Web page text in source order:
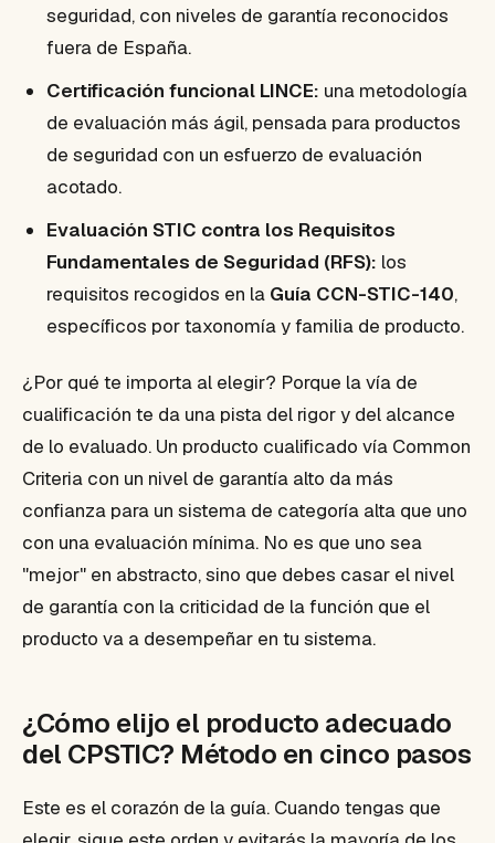
seguridad, con niveles de garantía reconocidos
fuera de España.
Certificación funcional LINCE: una metodología
de evaluación más ágil, pensada para productos
de seguridad con un esfuerzo de evaluación
acotado.
Evaluación STIC contra los Requisitos
Fundamentales de Seguridad (RFS): los
requisitos recogidos en la Guía CCN-STIC-140,
específicos por taxonomía y familia de producto.
¿Por qué te importa al elegir? Porque la vía de
cualificación te da una pista del rigor y del alcance
de lo evaluado. Un producto cualificado vía Common
Criteria con un nivel de garantía alto da más
confianza para un sistema de categoría alta que uno
con una evaluación mínima. No es que uno sea
"mejor" en abstracto, sino que debes casar el nivel
de garantía con la criticidad de la función que el
producto va a desempeñar en tu sistema.
¿Cómo elijo el producto adecuado
del CPSTIC? Método en cinco pasos
Este es el corazón de la guía. Cuando tengas que